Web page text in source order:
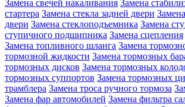
Замена свечей накаливания Замена
стартера Замена стекла задней двери
двери Замена стеклоподъемника Замена
ступичного подшипника Замена сцепления
Замена топливного шланга Замена
тормозной жидкости Замена тормозных
тормозных дисков Замена тормозных
тормозных суппортов Замена тормозных
трамблера Замена троса ручного тормоза
Замена фар автомобилей Замена фильтра